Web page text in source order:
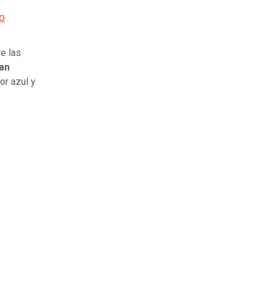
las
azul y